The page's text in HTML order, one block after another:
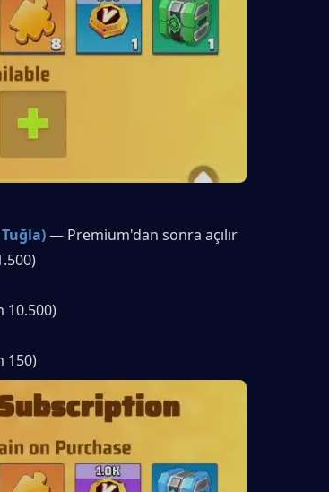
— Premium'dan sonra açılır
10.500)
150)